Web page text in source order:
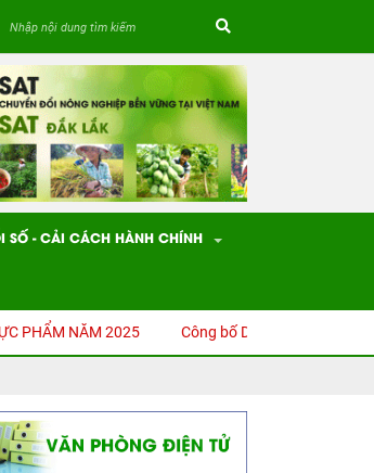
SỐ - CẢI CÁCH HÀNH CHÍNH
NĂM 2025 Công bố Danh mục thủ tục hành